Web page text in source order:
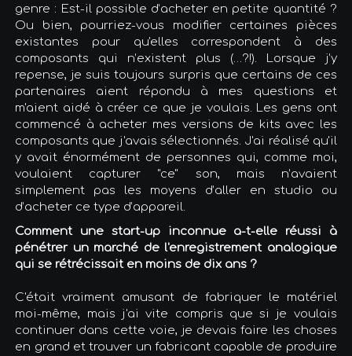
genre : Est-il possible d’acheter en petite quantité ?
Ou bien, pourriez-vous modifier certaines pièces
existantes pour qu'elles correspondent à des
composants qui n’existent plus (…?!). Lorsque j’y
repense, je suis toujours surpris que certains de ces
partenaires aient répondu à mes questions et
m'aient aidé à créer ce que je voulais. Les gens ont
commencé à acheter mes versions de kits avec les
composants que j'avais sélectionnés. J'ai réalisé qu'il
y avait énormément de personnes qui, comme moi,
voulaient capturer "ce" son, mais n’avaient
simplement pas les moyens d’aller en studio ou
d’acheter ce type d’appareil.
Comment une start-up inconnue a-t-elle réussi à
pénétrer un marché de l'enregistrement analogique
qui se rétrécissait en moins de dix ans ?
C'était vraiment amusant de fabriquer le matériel
moi-même, mais j'ai vite compris que si je voulais
continuer dans cette voie, je devais faire les choses
en grand et trouver un fabricant capable de produire